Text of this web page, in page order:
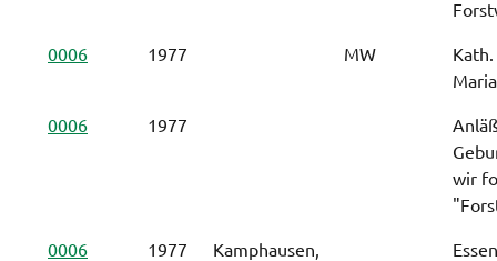
0006
1977 MW
0006
1977
wir
0006
1977
Kamphausen,